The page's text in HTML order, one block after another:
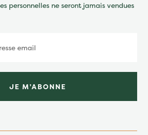
personnelles ne seront jamais vendues
JE M'ABONNE